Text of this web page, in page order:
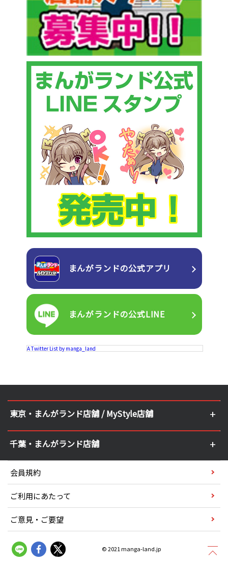
まんがランドの公式アプリ
まんがランドの公式LINE
A Twitter List by manga_land
東京・まんがランド店舗 / MyStyle店舗
千葉・まんがランド店舗
会員規約
ご利用にあたって
ご意見・ご要望
© 2021 manga-land.jp